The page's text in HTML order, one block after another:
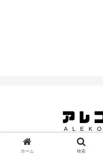
© 2025
ホーム 検索